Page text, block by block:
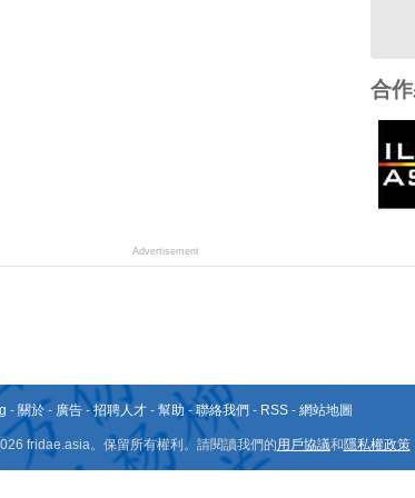
合
Advertisement
- 關於 - 廣告 -招聘人才 - 幫助- 聯絡我們 - RSS - 網站地圖
fridae.asia。保留所有權利。請閱讀我們的用戶協議和隱私權政策